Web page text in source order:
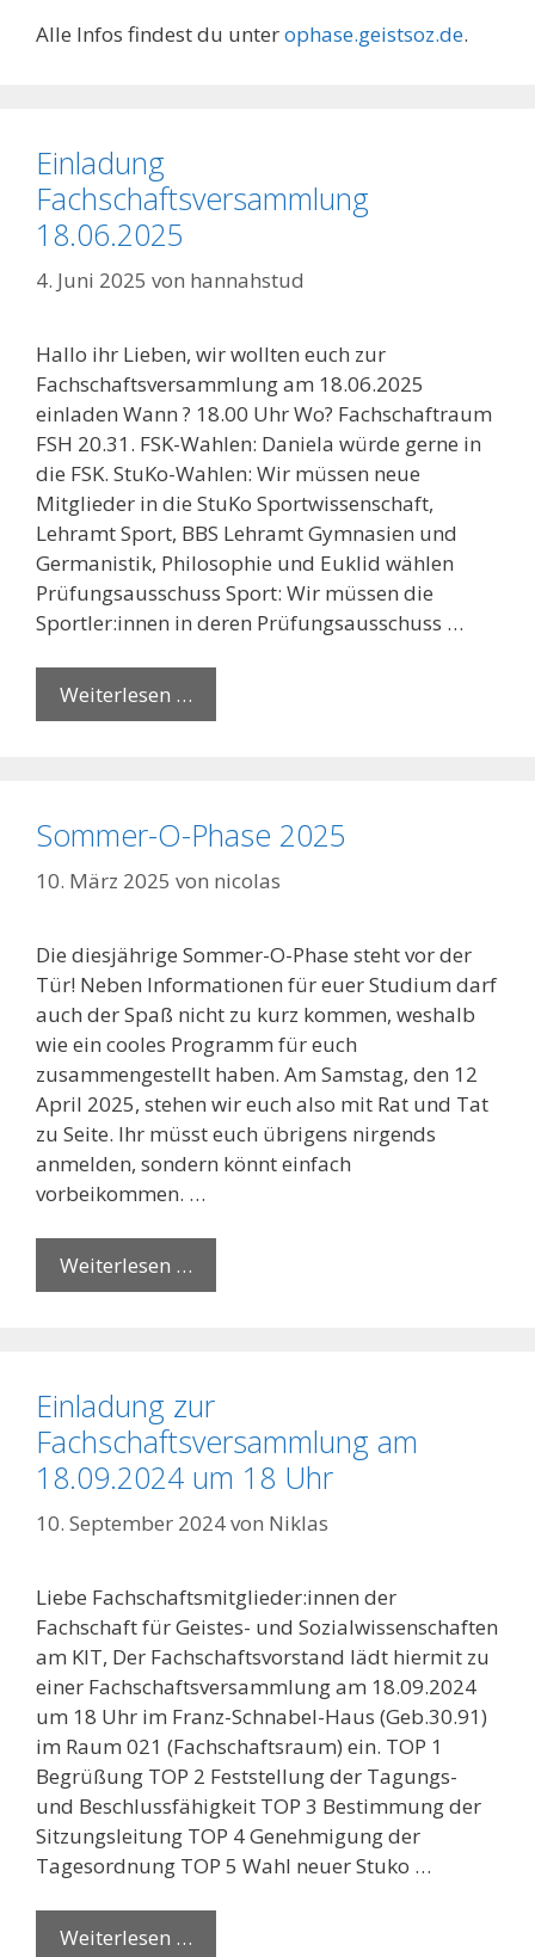
Alle Infos findest du unterophase.geistsoz.de.
Einladung
Fachschaftsversammlung
18.06.2025
4. Juni 2025 von hannahstud
Hallo ihr Lieben, wir wollten euch zur
Fachschaftsversammlung am 18.06.2025
einladen Wann ? 18.00 Uhr Wo? Fachschaftraum
FSH 20.31. FSK-Wahlen: Daniela würde gerne in
die FSK. StuKo-Wahlen: Wir müssen neue
Mitglieder in die StuKo Sportwissenschaft,
Lehramt Sport, BBS Lehramt Gymnasien und
Germanistik, Philosophie und Euklid wählen
Prüfungsausschuss Sport: Wir müssen die
Sportler:innen in deren Prüfungsausschuss …
Weiterlesen …
Sommer-O-Phase 2025
10. März 2025 von nicolas
Die diesjährige Sommer-O-Phase steht vor der
Tür! Neben Informationen für euer Studium darf
auch der Spaß nicht zu kurz kommen, weshalb
wie ein cooles Programm für euch
zusammengestellt haben. Am Samstag, den 12
April 2025, stehen wir euch also mit Rat und Tat
zu Seite. Ihr müsst euch übrigens nirgends
anmelden, sondern könnt einfach
vorbeikommen. …
Weiterlesen …
Einladung zur
Fachschaftsversammlung am
18.09.2024 um 18 Uhr
10. September 2024von Niklas
Liebe Fachschaftsmitglieder:innen der
Fachschaft für Geistes- und Sozialwissenschaften
am KIT, Der Fachschaftsvorstand lädt hiermit zu
einer Fachschaftsversammlung am 18.09.2024
um 18 Uhr im Franz-Schnabel-Haus (Geb.30.91)
im Raum 021 (Fachschaftsraum) ein. TOP 1
Begrüßung TOP 2 Feststellung der Tagungs-
und Beschlussfähigkeit TOP 3 Bestimmung der
Sitzungsleitung TOP 4 Genehmigung der
Tagesordnung TOP 5 Wahl neuer Stuko …
Weiterlesen …